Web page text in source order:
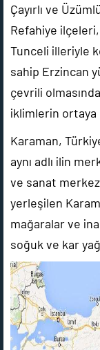
Çayırlı ve
Refahiye
Tunceli illeriyle
sahip Erzincan
çevrili
iklimlerin ortaya
Karaman,
aynı adlı ilin
ve sanat
yerleşilen
mağaralar ve
soğuk ve kar